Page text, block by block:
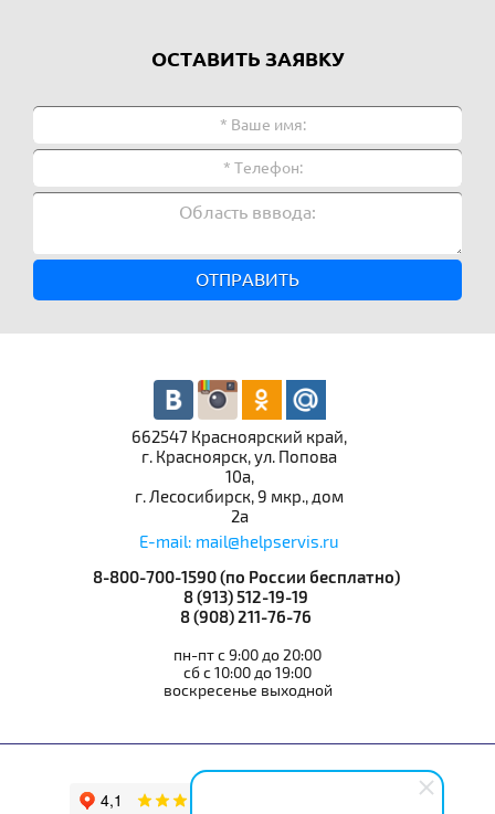
ОСТАВИТЬ ЗАЯВКУ
ОТПРАВИТЬ
662547 Красноярский край,
г. Красноярск, ул. Попова
10а,
г. Лесосибирск, 9 мкр., дом
2а
E-mail: mail@helpservis.ru
8-800-700-1590 (по России бесплатно)
8 (913) 512-19-19
8 (908) 211-76-76
пн-пт с 9:00 до 20:00
сб с 10:00 до 19:00
воскресенье выходной